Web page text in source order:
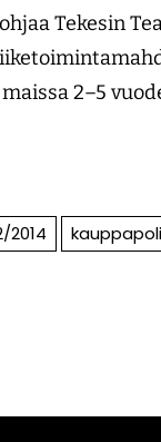
Tekesin
2–5
2014